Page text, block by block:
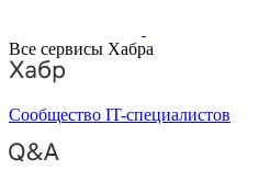
Все сервисы Хабра
Сообщество IT-специалистов